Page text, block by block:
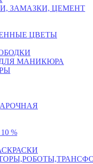
ЗАМАЗКИ, ЦЕМЕНТ
ЦВЕТЫ
МАНИКЮРА
%